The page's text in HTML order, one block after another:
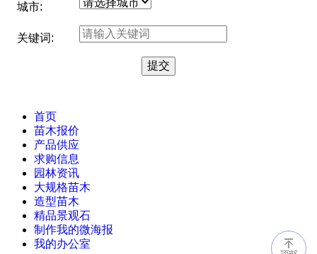
城市:
关键词:
首页
苗木报价
产品供应
求购信息
园林资讯
大规格苗木
造型苗木
精品景观石
制作我的微海报
我的办公室